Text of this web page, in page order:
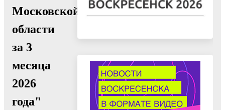
Московской
области
за 3
месяца
2026
года"